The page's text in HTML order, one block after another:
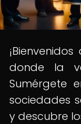
¡Bienvenidos
donde la
Sumérgete
sociedades
y descubre